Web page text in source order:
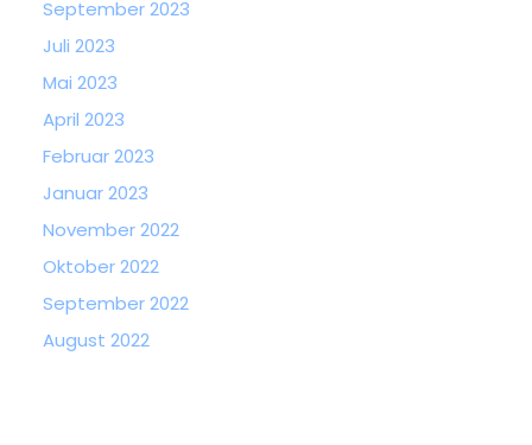
September 2023
Juli 2023
Mai 2023
April 2023
Februar 2023
Januar 2023
November 2022
Oktober 2022
September 2022
August 2022